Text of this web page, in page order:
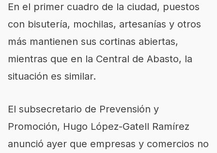
En el primer cuadro de la ciudad, puestos
con bisutería, mochilas, artesanías y otros
más mantienen sus cortinas abiertas,
mientras que en la Central de Abasto, la
situación es similar.
El subsecretario de Prevensión y
Promoción, Hugo López-Gatell Ramírez
anunció ayer que empresas y comercios no